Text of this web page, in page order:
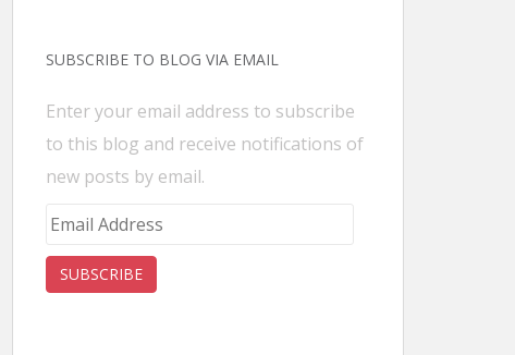
SUBSCRIBE TO BLOG VIA EMAIL
Enter your email address to subscribe
to this blog and receive notifications of
new posts by email.
Email
Address
SUBSCRIBE